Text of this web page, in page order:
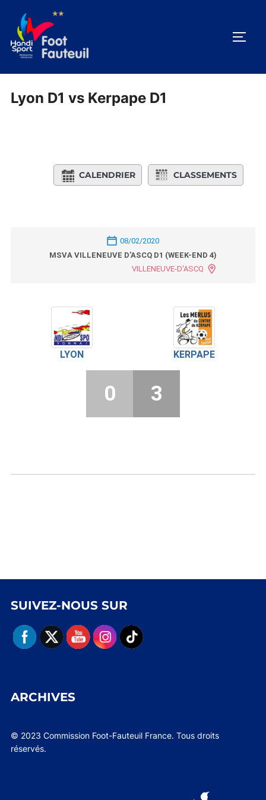
contenu
Lyon D1 vs Kerpape D1
CALENDRIER CLASSEMENTS
08/02/2020
MSVA VILLENEUVE D'ASCQ D1 (WEEK-END 4)
VILLENEUVE-D'ASCQ
LYON KERPAPE
0 3
SUIVEZ-NOUS SUR
ARCHIVES
© 2023 Commission Foot-Fauteuil France. Tous droits
réservés.